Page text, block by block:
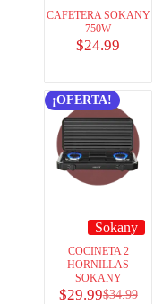
CAFETERA SOKANY
750W
$24.99
¡OFERTA!
Sokany
COCINETA 2
HORNILLAS
SOKANY
$34.99
$29.99